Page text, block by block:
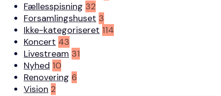
Fællesspisning 32
Forsamlingshuset 3
Ikke-kategoriseret 114
Koncert 43
Livestream 31
Nyhed 10
Renovering 6
Vision 2